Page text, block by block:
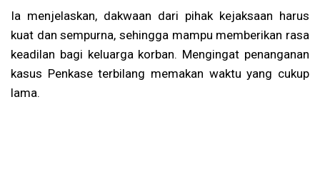
Ia menjelaskan, dakwaan dari pihak kejaksaan harus
kuat dan sempurna, sehingga mampu memberikan rasa
keadilan bagi keluarga korban. Mengingat penanganan
kasus Penkase terbilang memakan waktu yang cukup
lama.